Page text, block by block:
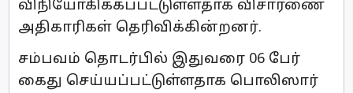
விநியோகிக்கப்பட்டுள்ளதாக விசாரணை
அதிகாரிகள் தெரிவிக்கின்றனர்.
சம்பவம் தொடர்பில் இதுவரை 06 பேர்
கைது செய்யப்பட்டுள்ளதாக பொலிஸார்